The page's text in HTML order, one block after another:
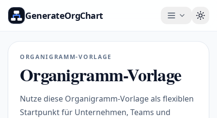
GenerateOrgChart
ORGANIGRAMM-VORLAGE
Organigramm-Vorlage
Nutze diese Organigramm-Vorlage als flexiblen
Startpunkt für Unternehmen, Teams und